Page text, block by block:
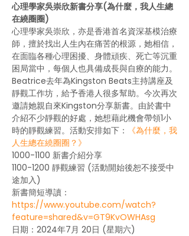
心理學家吳崇欣新書分享(為什麼，我人生總
在繞圈圈)
心理學家吳崇欣，亦是香港首名資深基模治療
師，擅於找出人生內在痛苦的根源，她相信，
在面臨各種心理困擾、身體頑疾、死亡等沉重
困局當中，每個人也具備成長與自療的能力。
Beatrice去年為Kingston Beats主持講座及
靜觀工作坊，給予香港人很多幫助。今次再次
邀請她親自來Kingston分享新書。由於書中
介紹不少靜觀的好處，她想藉此機會帶領1小
時的靜觀練習。活動安排如下：
《為什麼，我
人生總在繞圈圈？》
1000-1100 新書介紹分享
1100-1200 靜觀練習 (活動開始後恕不接受中
途加入)
新書簡短導讀：
https://www.youtube.com/watch?
feature=shared&v=GT9KvOWHAsg
日期：2024年7月 20日 (星期六)